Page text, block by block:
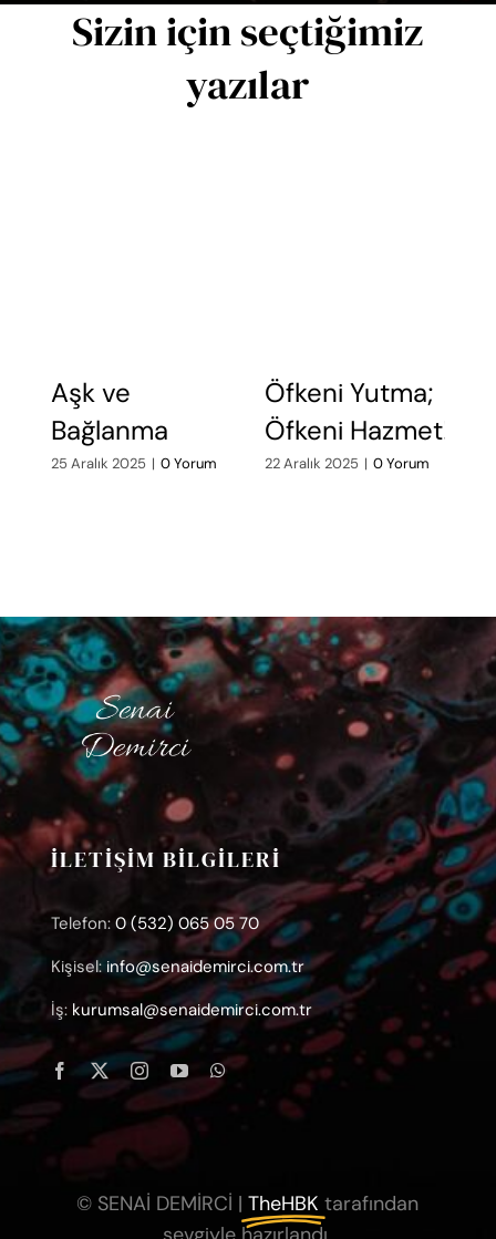
Sizin için seçtiğimiz
yazılar
Aşk ve
Bağlanma
25 Aralık 2025 | 0 Yorum
Öfkeni Yutma;
Öfkeni Hazmet!
22 Aralık 2025 | 0 Yorum
İLETİŞİM BİLGİLERİ
Telefon: 0 (532) 065 05 70
Kişisel: info@senaidemirci.com.tr
İş: kurumsal@senaidemirci.com.tr
© SENAİ DEMİRCİ |TheHBK tarafından